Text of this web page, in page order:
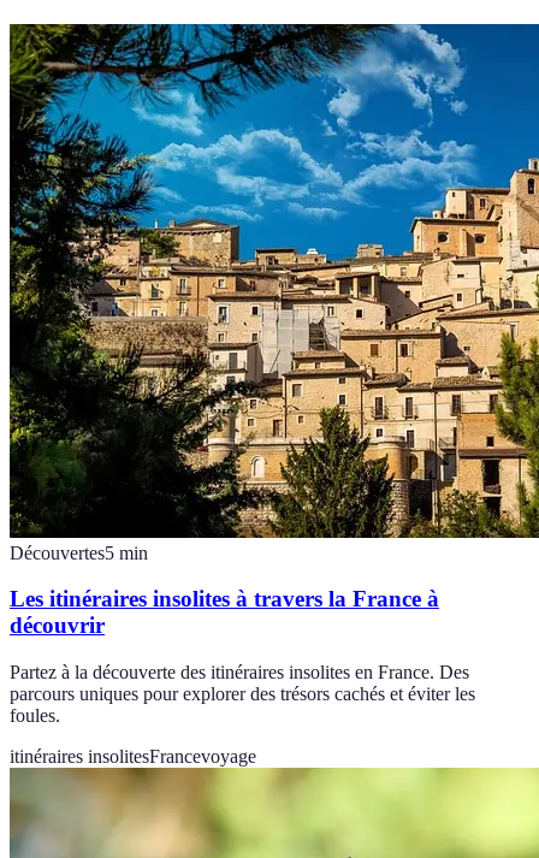
Découvertes5 min
Les itinéraires insolites à travers la France à
découvrir
Partez à la découverte des itinéraires insolites en France. Des
parcours uniques pour explorer des trésors cachés et éviter les
foules.
itinéraires insolitesFrancevoyage